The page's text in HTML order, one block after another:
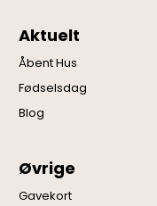
Aktuelt
Åbent Hus
Fødselsdag
Blog
Øvrige
Gavekort